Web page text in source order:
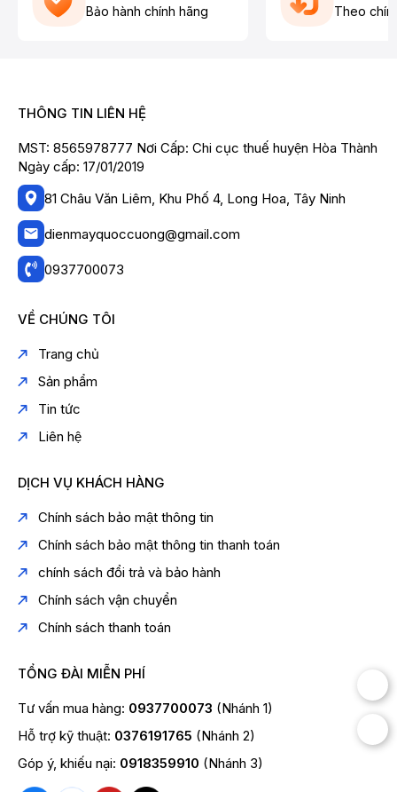
Bảo hành chính hãng Theo
THÔNG TIN LIÊN HỆ
MST: 8565978777 Nơi Cấp: Chi cục thuế huyện Hòa Thành
Ngày cấp: 17/01/2019
81 Châu Văn Liêm, Khu Phố 4, Long Hoa, Tây Ninh
dienmayquoccuong@gmail.com
0937700073
VỀ CHÚNG TÔI
Trang chủ
Sản phẩm
Tin tức
Liên hệ
DỊCH VỤ KHÁCH HÀNG
Chính sách bảo mật thông tin
Chính sách bảo mật thông tin thanh toán
chính sách đổi trả và bảo hành
Chính sách vận chuyển
Chính sách thanh toán
TỔNG ĐÀI MIỄN PHÍ
Tư vấn mua hàng: 0937700073 (Nhánh 1)
Hỗ trợ kỹ thuật: 0376191765 (Nhánh 2)
Góp ý, khiếu nại: 0918359910 (Nhánh 3)